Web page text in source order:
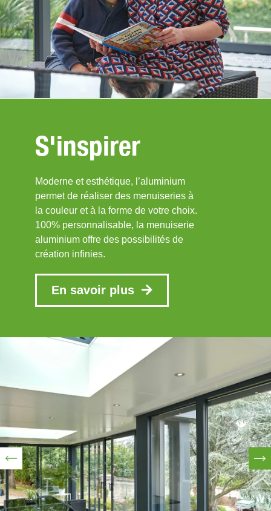
S'inspirer
Moderne et esthétique, l’aluminium
permet de réaliser des menuiseries à
la couleur et à la forme de votre choix.
100% personnalisable, la menuiserie
aluminium offre des possibilités de
création infinies.
En savoir plus